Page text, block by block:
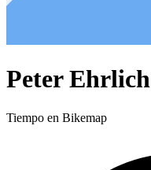
Peter Ehrlich
Tiempo en Bikemap